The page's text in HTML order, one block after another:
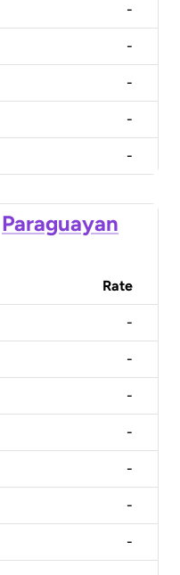
-
-
-
-
-
Paraguayan
Rate
-
-
-
-
-
-
-